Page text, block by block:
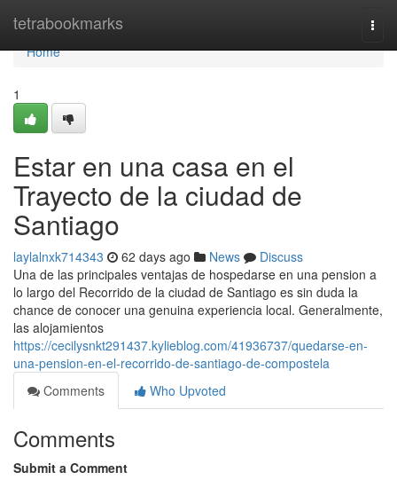
tetrabookmarks
Home
Home
1
Estar en una casa en el
Trayecto de la ciudad de
Santiago
laylalnxk714343 62 days ago News
Discuss
Una de las principales ventajas de hospedarse en una pension a
lo largo del Recorrido de la ciudad de Santiago es sin duda la
chance de conocer una genuina experiencia local. Generalmente,
las alojamientos
https://cecilysnkt291437.kylieblog.com/41936737/quedarse-en-
una-pension-en-el-recorrido-de-santiago-de-compostela
Comments
Who Upvoted
Comments
Submit a Comment